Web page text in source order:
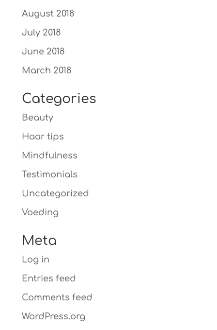
August 2018
July 2018
June 2018
March 2018
Categories
Beauty
Haar tips
Mindfulness
Testimonials
Uncategorized
Voeding
Meta
Log in
Entries feed
Comments feed
WordPress.org